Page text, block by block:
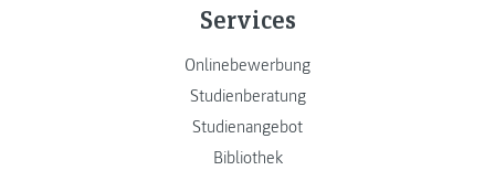
Services
Onlinebewerbung
Studienberatung
Studienangebot
Bibliothek